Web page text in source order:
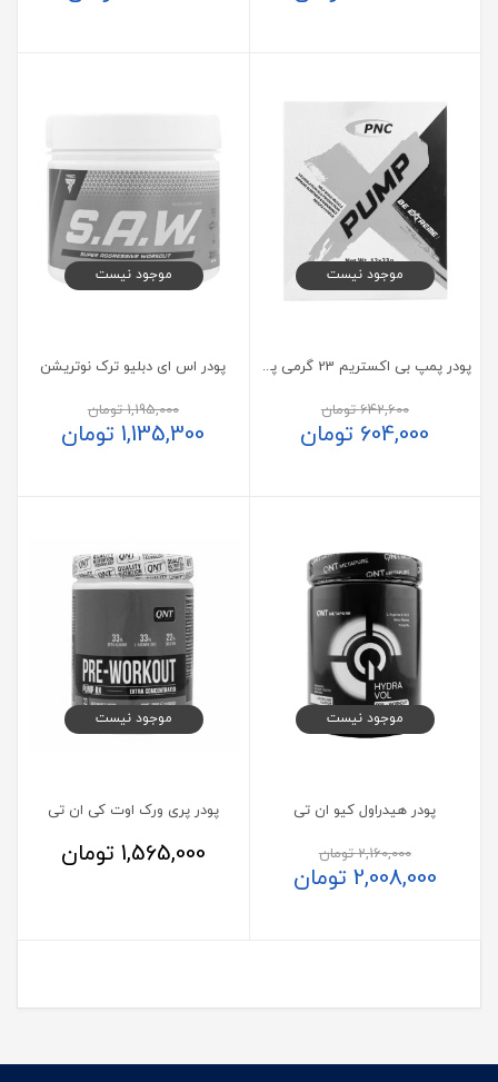
موجود نیست
پودر پمپ بی اکستریم 23 گرمی پی ان سی 12 عدد
642,600تومان
604,000 تومان
موجود نیست
پودر اس ای دبلیو ترک نوتریشن
1,195,000تومان
1,135,300 تومان
موجود نیست
پودر هیدراول کیو ان تی
2,160,000تومان
2,008,000 تومان
موجود نیست
پودر پری ورک اوت کی ان تی
1,565,000 تومان